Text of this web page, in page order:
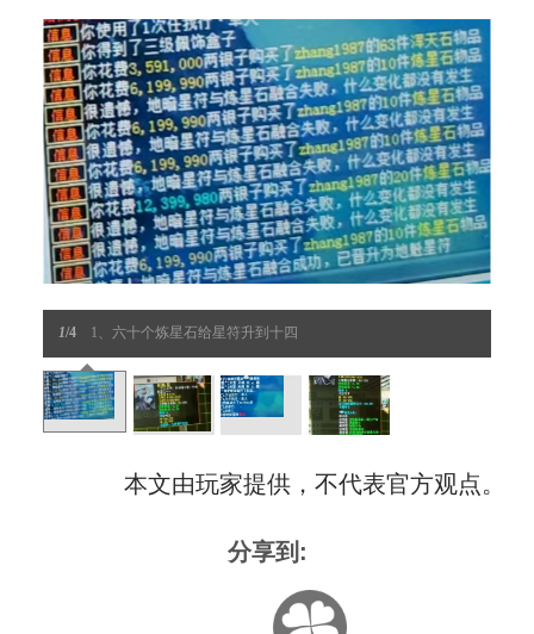
1/4 1、六十个炼星石给星符升到十四
本文由玩家提供，不代表官方观点。
分享到: